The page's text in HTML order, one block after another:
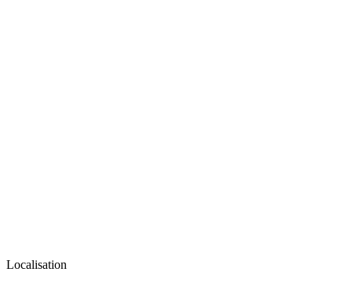
Localisation